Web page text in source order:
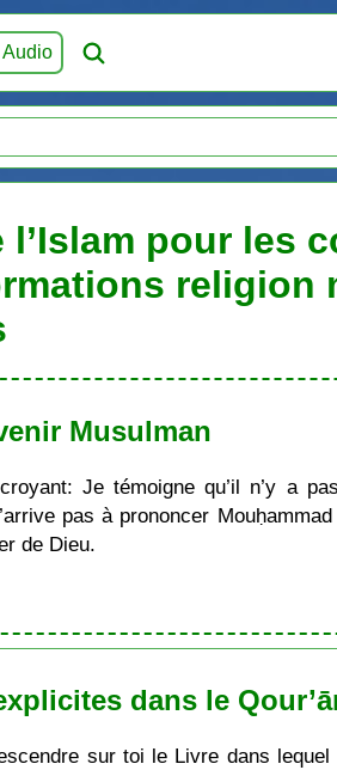
pour les
religion
Musulman
Je témoigne qu’il n’y a
pas à prononcer
de Dieu.
dans le
sur toi le Livre dans